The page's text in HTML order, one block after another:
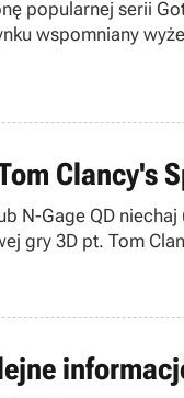
popularnej serii
wspomniany
Clancy's
N-Gage QD
gry 3D pt. Tom
12 grudnia 2004.